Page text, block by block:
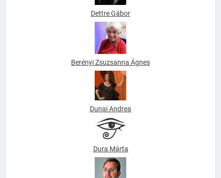
Dettre Gábor
Berényi Zsuzsanna Ágnes
Dunai Andrea
Dura Márta